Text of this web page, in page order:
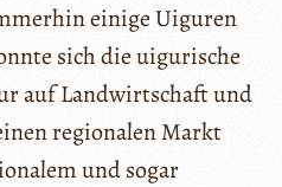
einige Uiguren
sich die uigurische
auf Landwirtschaft und
regionalen Markt
und sogar